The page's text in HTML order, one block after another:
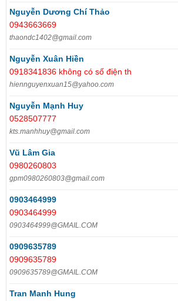
Nguyễn Dương Chí Thảo
0943663669
thaondc1402@gmail.com
Nguyễn Xuân Hiền
0918341836 không có số điện th
hiennguyenxuan15@yahoo.com
Nguyễn Mạnh Huy
0528507777
kts.manhhuy@gmail.com
Vũ Lâm Gia
0980260803
gpm0980260803@gmail.com
0903464999
0903464999
0903464999@GMAIL.COM
0909635789
0909635789
0909635789@GMAIL.COM
Tran Manh Hung